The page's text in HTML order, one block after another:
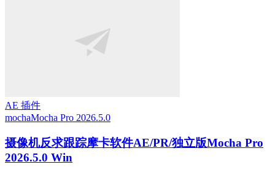
AE 插件
mochaMocha Pro 2026.5.0
摄像机反求跟踪摩卡软件AE/PR/独立版Mocha Pro
2026.5.0 Win